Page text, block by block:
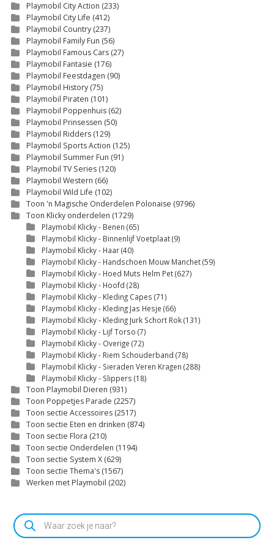
Playmobil City Action (233)
Playmobil City Life (412)
Playmobil Country (237)
Playmobil Family Fun (56)
Playmobil Famous Cars (27)
Playmobil Fantasie (176)
Playmobil Feestdagen (90)
Playmobil History (75)
Playmobil Piraten (101)
Playmobil Poppenhuis (62)
Playmobil Prinsessen (50)
Playmobil Ridders (129)
Playmobil Sports Action (125)
Playmobil Summer Fun (91)
Playmobil TV Series (120)
Playmobil Western (66)
Playmobil Wild Life (102)
Toon 'n Magische Onderdelen Polonaise (9796)
Toon Klicky onderdelen (1729)
Playmobil Klicky - Benen (65)
Playmobil Klicky - Binnenlijf Voetplaat(9)
Playmobil Klicky - Haar(40)
Playmobil Klicky - Handschoen Mouw Manchet(59)
Playmobil Klicky - Hoed Muts Helm Pet(627)
Playmobil Klicky - Hoofd (28)
Playmobil Klicky - Kleding Capes (71)
Playmobil Klicky - Kleding Jas Hesje (66)
Playmobil Klicky - Kleding Jurk Schort Rok(131)
Playmobil Klicky - Lijf Torso (7)
Playmobil Klicky - Overige (72)
Playmobil Klicky - Riem Schouderband (78)
Playmobil Klicky - Sieraden Veren Kragen (288)
Playmobil Klicky - Slippers (18)
Toon Playmobil Dieren (931)
Toon Poppetjes Parade (2257)
Toon sectie Accessoires (2517)
Toon sectie Eten en drinken (874)
Toon sectie Flora (210)
Toon sectie Onderdelen (1194)
Toon sectie System X (629)
Toon sectie Thema's (1567)
Werken met Playmobil (202)
Producten
zoeken